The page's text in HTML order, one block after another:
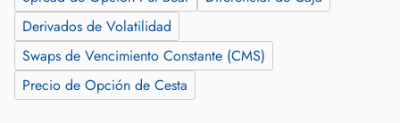
Derivados de Volatilidad
Swaps de Vencimiento Constante (CMS)
Precio de Opción de Cesta